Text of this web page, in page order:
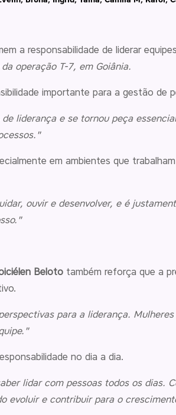
a responsabilidade de liderar
operação T-7, em Goiânia.
importante para a gestão de
liderança e se tornou peça
em ambientes que
ouvir e desenvolver, e é
Belototambém reforça que a
para a liderança.
no dia a dia.
lidar com pessoas todos os dias.
evoluir e contribuir para o